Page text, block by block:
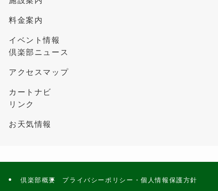
料金案内
イベント情報
倶楽部ニュース
アクセスマップ
カートナビ
リンク
お天気情報
倶楽部概要 プライバシーポリシー・個人情報保護方針